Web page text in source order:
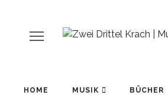
HOME MUSIK BÜCHER